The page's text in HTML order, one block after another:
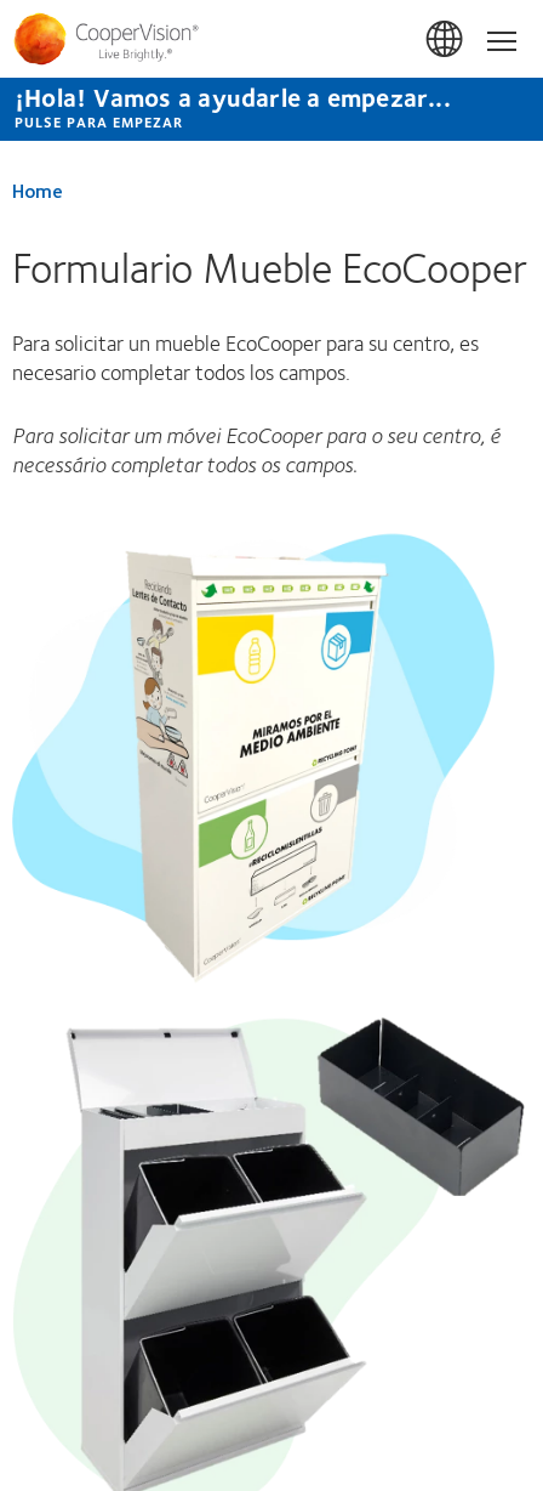
Pasar
contenido
principal
¡Hola! Vamos a ayudarle a empezar...
PULSE PARA EMPEZAR
Home
Formulario Mueble EcoCooper
Para solicitar un mueble EcoCooper para su centro, es
necesario completar todos los campos.
Para solicitar um móvei EcoCooper para o seu centro, é
necessário completar todos os campos.